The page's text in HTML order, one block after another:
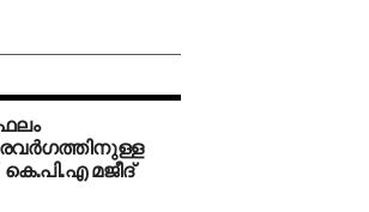
കെ.പി.എ മജീദ്